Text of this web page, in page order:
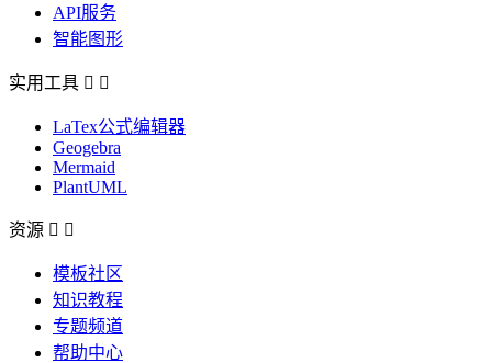
API服务
智能图形
实用工具  
LaTex公式编辑器
Geogebra
Mermaid
PlantUML
资源  
模板社区
知识教程
专题频道
帮助中心